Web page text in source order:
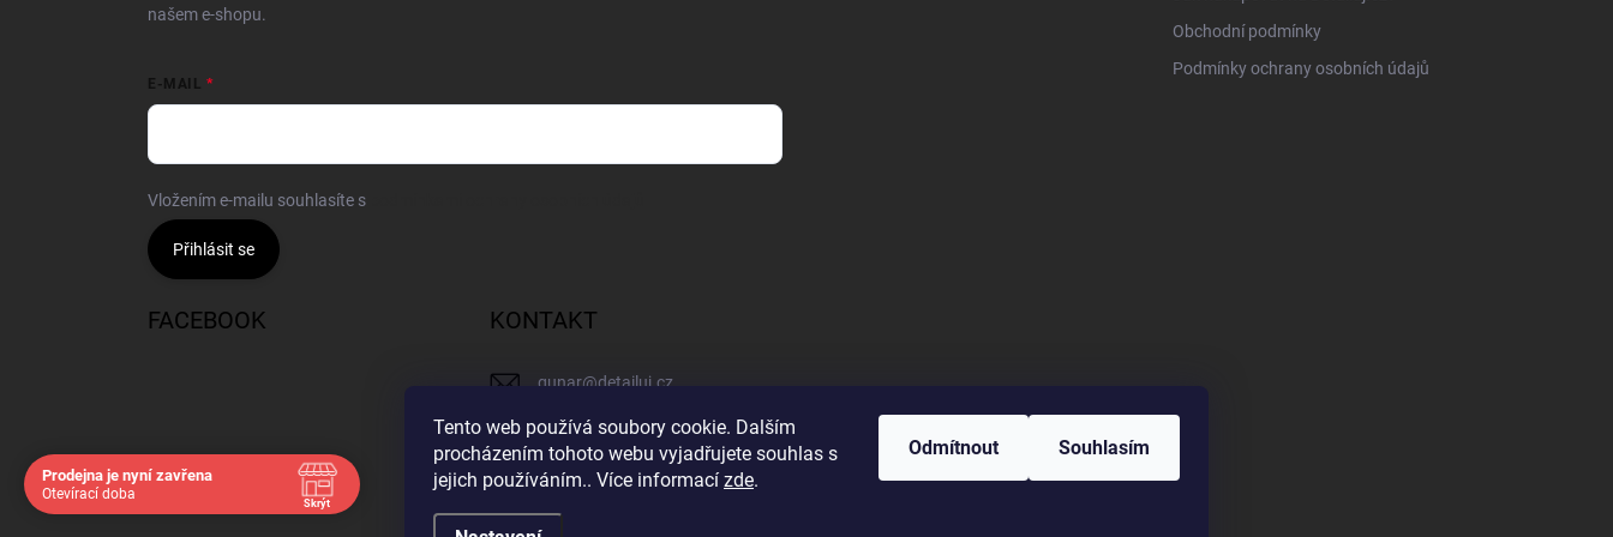
Tento web používá soubory cookie. Dalším
procházením tohoto webu vyjadřujete souhlas s
jejich používáním.. Více informací zde.
Odmítnout Souhlasím
našem e-shopu.
E-MAIL
Vložením e-mailu souhlasíte s
Přihlásit se
Obchodní podmínky
Podmínky ochrany osobních údajů
FACEBOOK KONTAKT
gunar@detailuj.cz
770192683
Prodejna je nyní zavřena
Otevírací doba
Skrýt
Navštivte nás osobně